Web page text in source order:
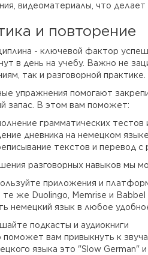
видеоматериалы, что
и повторение
- ключевой фактор
в день на учебу. Важно не
так и разговорной
упражнения помогают
запас. В этом вам поможет:
грамматических
дневника на немецком языке
текстов и перевод с
разговорных навыков мы
приложения и
те же Duolingo, Memrise и
немецкий язык в любое
подкасты и аудиокниги
поможет вам привыкнуть к
языка это "Slow German"